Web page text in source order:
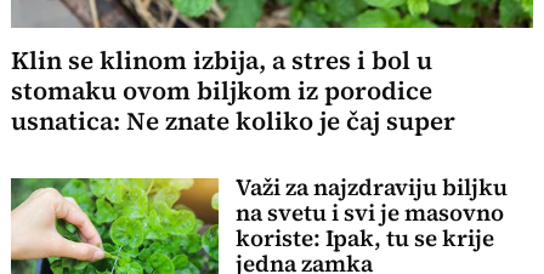
Klin se klinom izbija, a stres i bol u
stomaku ovom biljkom iz porodice
usnatica: Ne znate koliko je čaj super
Važi za najzdraviju biljku
na svetu i svi je masovno
koriste: Ipak, tu se krije
jedna zamka